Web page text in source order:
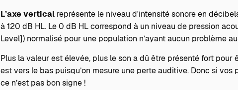
L’axe vertical représente le niveau d'intensité sonore en
à 120 dB HL. Le 0 dB HL correspond à un niveau de pression
Level]) normalisé pour une population n’ayant aucun problème
Plus la valeur est élevée, plus le son a dû être présenté fort pour
est vers le bas puisqu’on mesure une perte auditive. Donc si
ce n’est pas bon signe !